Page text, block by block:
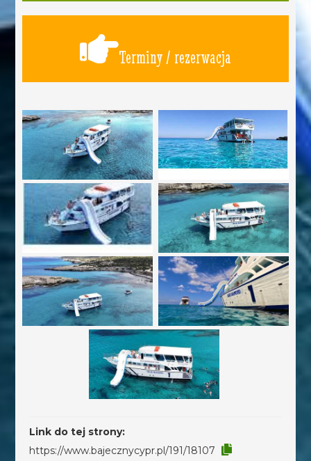
Terminy / rezerwacja
Link do tej strony:
https://www.bajecznycypr.pl/191/18107